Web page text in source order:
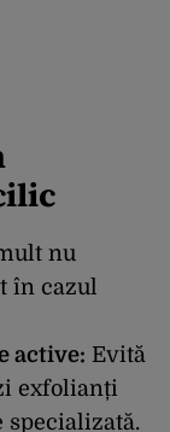
nu
în cazul
active: Evită
exfolianți
specializată.